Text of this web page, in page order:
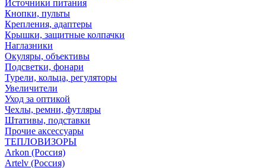
Источники питания
Кнопки, пульты
Крепления, адаптеры
Крышки, защитные колпачки
Наглазники
Окуляры, объективы
Подсветки, фонари
Турели, кольца, регуляторы
Увеличители
Уход за оптикой
Чехлы, ремни, футляры
Штативы, подставки
Прочие аксессуары
ТЕПЛОВИЗОРЫ
Arkon (Россия)
Artelv (Россия)